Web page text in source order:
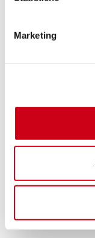
Marketing
770,00 CHF